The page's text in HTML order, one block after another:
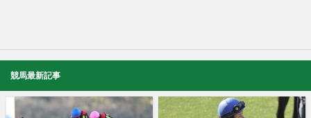
競馬最新記事